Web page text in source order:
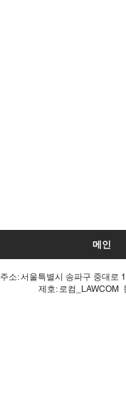
메인
주소: 서울특별시 송파구 중대
제호: 로컴_LAWCOM